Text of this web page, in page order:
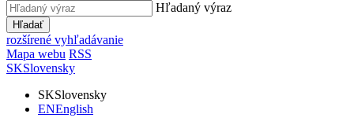
Hľadaný výraz
Hľadať
rozšírené vyhľadávanie
Mapa webu RSS
SKSlovensky
SKSlovensky
ENEnglish